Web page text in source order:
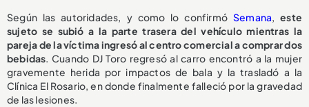
Según las autoridades, y como lo confirmó Semana,este
sujeto se subió a la parte trasera del vehículo mientras la
pareja de la víctima ingresó al centro comercial a comprar dos
bebidas. Cuando DJ Toro regresó al carro encontró a la mujer
gravemente herida por impactos de bala y la trasladó a la
Clínica El Rosario, en donde finalmente falleció por la gravedad
de las lesiones.